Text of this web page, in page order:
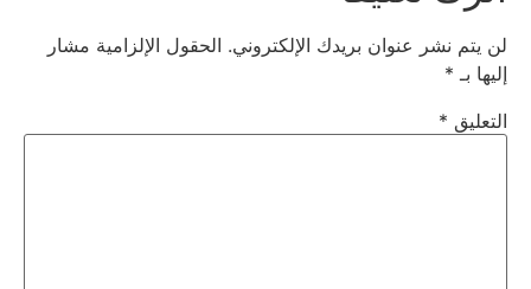
لن يتم نشر عنوان بريدك الإلكتروني. الحقول الإلزامية مشار
إليها بـ *
التعليق *